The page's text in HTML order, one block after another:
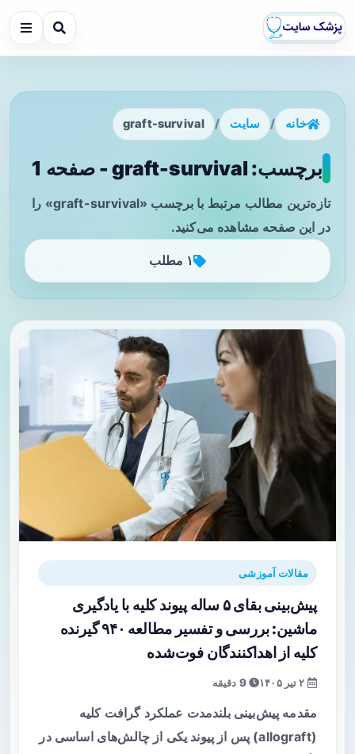
خانه / سایت /
graft-survival
برچسب: graft-survival - صفحه 1
تازه‌ترین مطالب مرتبط با برچسب «graft-survival» را
در این صفحه مشاهده می‌کنید.
۱ مطلب
مقالات آموزشی
پیش‌بینی بقای ۵ ساله پیوند کلیه با یادگیری
ماشین: بررسی و تفسیر مطالعه ۹۴۰ گیرنده
کلیه از اهداکنندگان فوت‌شده
9 دقیقه
مقدمه پیش‌بینی بلندمدت عملکرد گرافت کلیه
(allograft) پس از پیوند یکی از چالش‌های اساسی در